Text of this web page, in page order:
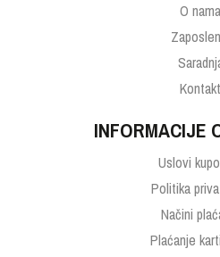
O nama
Kontakt
INFORMACIJE
Uslovi
Politika
Načini
Plaćanje